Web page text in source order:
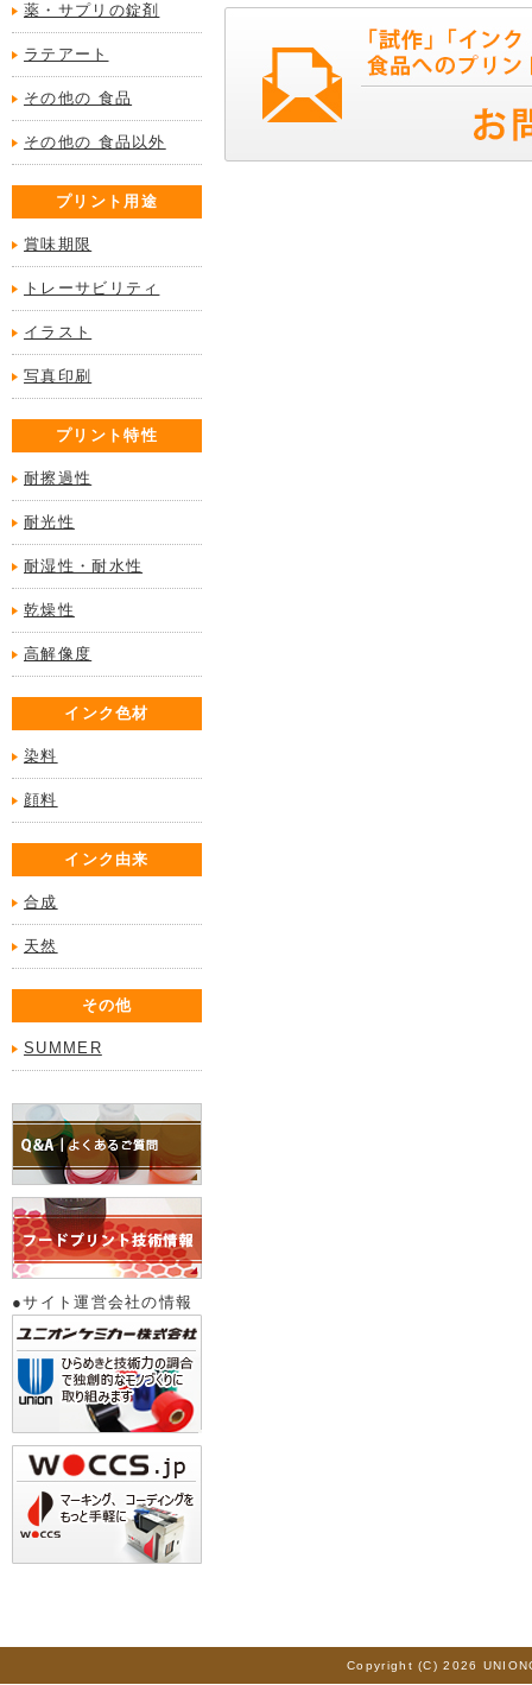
薬・サプリの錠剤
ラテアート
その他の 食品
その他の 食品以外
プリント用途
賞味期限
トレーサビリティ
イラスト
写真印刷
プリント特性
耐擦過性
耐光性
耐湿性・耐水性
乾燥性
高解像度
インク色材
染料
顔料
インク由来
合成
天然
その他
SUMMER
●サイト運営会社の情報
Copyright (C) 2026